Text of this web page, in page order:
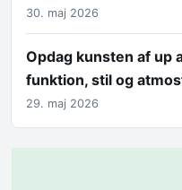
30. maj 2026
Opdag kunsten af up
funktion, stil og
29. maj 2026